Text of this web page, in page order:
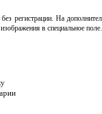
регистрации. На
в специальное поле.